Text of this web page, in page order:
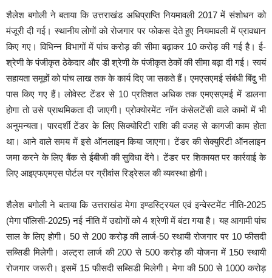
शैलेश बगोली ने बताया कि उत्तराखंड अधिप्राप्ति नियमावली 2017 में संशोधन को
मंजूरी दी गई। स्थानीय लोगों को रोजगार पर फोकस देते हुए नियमावली में प्रावधान
किए गए। विभिन्न विभागों में पांच करोड़ की सीमा बढ़ाकर 10 करोड़ की गई है। ई-
श्रेणी के पंजीकृत ठेकेदार और डी श्रेणी के पंजीकृत ठेकों की सीमा बढ़ा दी गई। स्वयं
सहायता समूहों को पांच लाख तक के कार्य दिए जा सकते हैं। एमएसएमई संबंधी बिंदु भी
पास किए गए हैं। लोवेस्ट टेंडर से 10 प्रतिशत अधिक तक एमएसएमई में डालना
होगा तो उसे प्राथमिकता दी जाएगी। प्रोक्योरमेंट नॉन कंसेलटेंसी वाले कामों में भी
अनुमन्यता। पारदर्शी टेंडर के लिए सिक्योरिटी राशि की वजह से कागजी काम होता
था। आने वाले समय में इसे ऑनलाइन किया जाएगा। टेंडर की सेक्युरिटी ऑनलाइन
जमा करने के लिए बैंक से ईबीजी की सुविधा देंगे। टेंडर पर शिकायत पर कार्रवाई के
लिए आइएफएमएस पोर्टल पर ग्रीवांस रिड्रेसल की व्यवस्था होगी।
शैलेश बगोली ने बताया कि उत्तराखंड मेगा इण्डस्ट्रियल एवं इन्वेस्टमेंट नीति-2025
(मेगा पॉलिसी-2025) नई नीति में उद्योगों को 4 श्रेणी में बंटा गया है। यह आगामी पांच
साल के लिए होगी। 50 से 200 करोड़ की लार्ज-50 स्थायी रोजगार पर 10 फीसदी
सब्सिडी मिलेगी। अल्ट्रा लार्ज की 200 से 500 करोड़ की योजना में 150 स्थायी
रोजगार जरूरी। इसमें 15 फीसदी सब्सिडी मिलेगी। मेगा की 500 से 1000 करोड़